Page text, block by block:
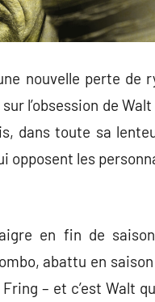
nouvelle perte de
l’obsession de
dans toute sa
les
en fin de
abattu en
– et c’est Walt